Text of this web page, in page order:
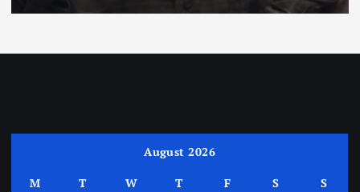
August 2026
M T W T F S
S